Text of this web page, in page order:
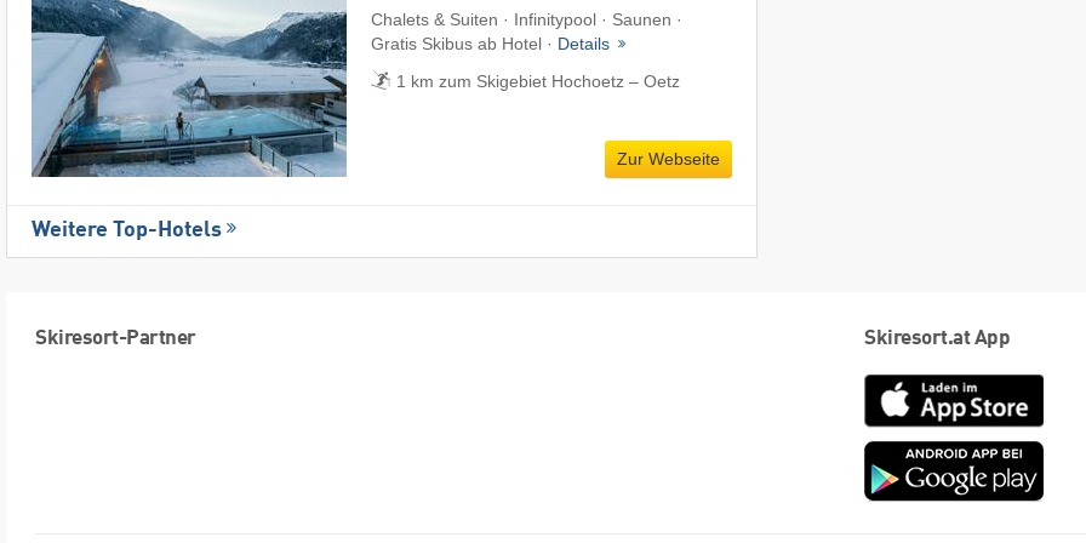
Chalets & Suiten · Infinitypool · Saunen ·
Gratis Skibus ab Hotel · Details
1 km zum Skigebiet Hochoetz – Oetz
Zur Webseite
Weitere Top-Hotels
Skiresort-Partner Skiresort.at App
App
Store